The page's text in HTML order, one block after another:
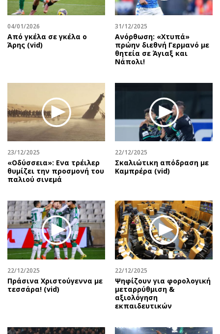
04/01/2026
Από γκέλα σε γκέλα ο
Άρης (vid)
31/12/2025
Ανόρθωση: «Χτυπά»
πρώην διεθνή Γερμανό με
θητεία σε Άγιαξ και
Νάπολι!
23/12/2025
«Οδύσσεια»: Ενα τρέιλερ
θυμίζει την προσμονή του
παλιού σινεμά
22/12/2025
Σκαλιώτικη απόδραση με
Καμπρέρα (vid)
22/12/2025
Πράσινα Χριστούγεννα με
τεσσάρα! (vid)
22/12/2025
Ψηφίζουν για φορολογική
μεταρρύθμιση &
αξιολόγηση
εκπαιδευτικών